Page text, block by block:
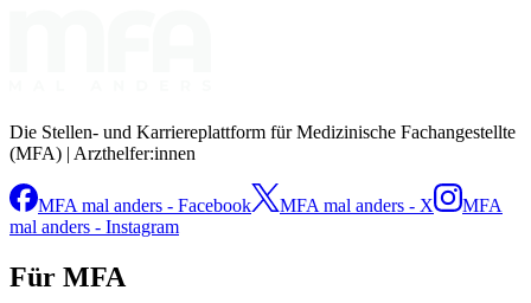
Die Stellen- und Karriereplattform für Medizinische Fachangestellte
(MFA) | Arzthelfer:innen
MFA mal anders - Facebook MFA mal anders - X
MFA
mal anders - Instagram
Für MFA